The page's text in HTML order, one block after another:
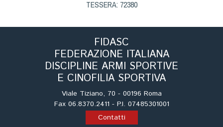
TESSERA: 72380
FIDASC
FEDERAZIONE ITALIANA
DISCIPLINE ARMI SPORTIVE
E CINOFILIA SPORTIVA
Viale Tiziano, 70 - 00196 Roma
Fax 06.8370.2411 - P.I. 07485301001
Contatti